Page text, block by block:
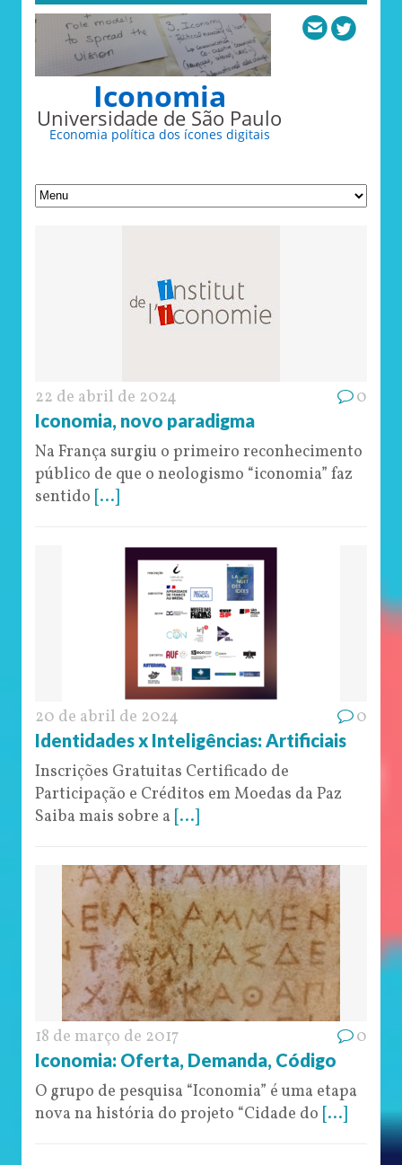
Iconomia
Universidade de São Paulo
Economia política dos ícones digitais
22 de abril de 2024 0
Iconomia, novo paradigma
Na França surgiu o primeiro reconhecimento
público de que o neologismo “iconomia” faz
sentido [...]
20 de abril de 2024 0
Identidades x Inteligências: Artificiais
Inscrições Gratuitas Certificado de
Participação e Créditos em Moedas da Paz
Saiba mais sobre a [...]
18 de março de 2017 0
Iconomia: Oferta, Demanda, Código
O grupo de pesquisa “Iconomia” é uma etapa
nova na história do projeto “Cidade do [...]